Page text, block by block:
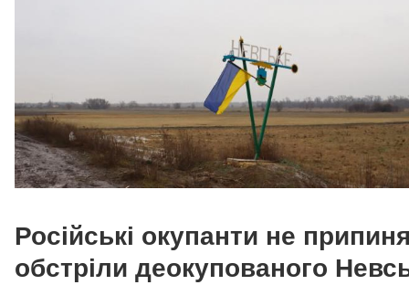
Російські окупанти не
обстріли деокупованого